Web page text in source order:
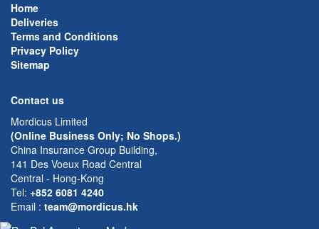
Home
Deliveries
Terms and Conditions
Privacy Policy
Sitemap
Contact us
Mordicus Limited
(Online Business Only; No Shops.)
China Insurance Group Building,
141 Des Voeux Road Central
Central - Hong-Kong
Tel: +852 6081 4240
Email : team@mordicus.hk